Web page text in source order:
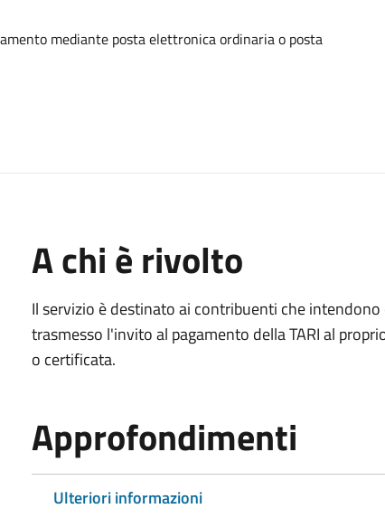
mediante posta elettronica ordinaria o posta
A chi è rivolto
Il servizio è destinato ai contribuenti che
trasmesso l'invito al pagamento della TARI al
o certificata.
Approfondimenti
Ulteriori informazioni